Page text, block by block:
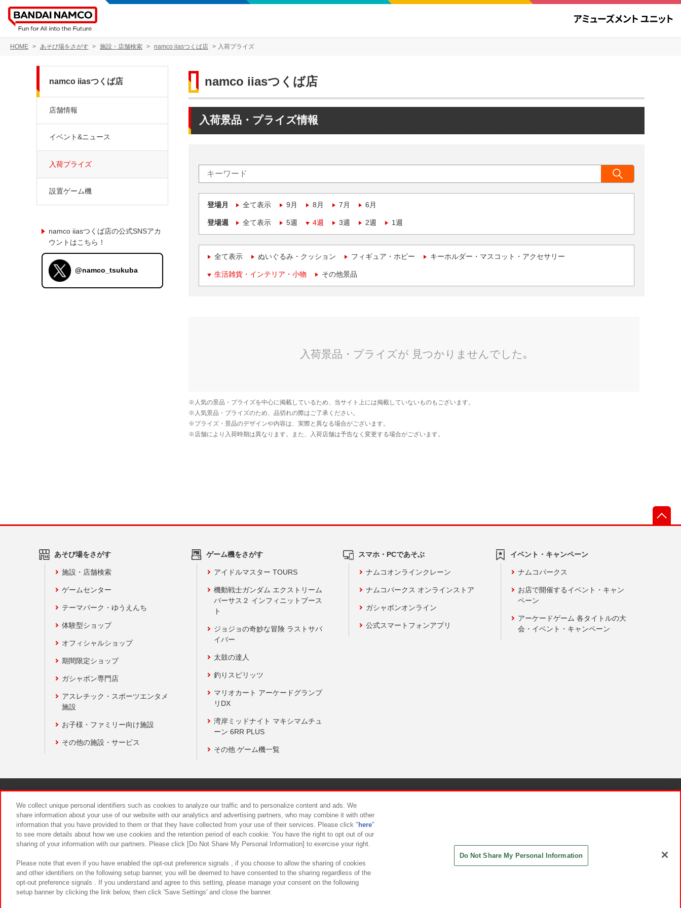
HOME あそび場をさがす 施設・店舗検索 namco iiasつくば店 入荷プライズ
namco iiasつくば店
入荷景品・プライズ情報
登場月 全て表示 9月 8月 7月 6月
登場週 全て表示 5週 4週 3週 2週 1週
全て表示 ぬいぐるみ・クッション フィギュア・ホビー キーホルダー・マスコット・アクセサリー
生活雑貨・インテリア・小物 その他景品
namco iiasつくば店
店舗情報
イベント&ニュース
入荷プライズ
設置ゲーム機
namco iiasつくば店の公式SNSアカ
ウントはこちら！
@namco_tsukuba
あそび場をさがす
施設・店舗検索
ゲームセンター
テーマパーク・ゆうえんち
体験型ショップ
オフィシャルショップ
期間限定ショップ
ガシャポン専門店
アスレチック・スポーツエンタメ
施設
お子様・ファミリー向け施設
その他の施設・サービス
ゲーム機をさがす
アイドルマスター TOURS
機動戦士ガンダム エクストリーム
バーサス２ インフィニットブース
ト
ジョジョの奇妙な冒険 ラストサバ
イバー
太鼓の達人
釣りスピリッツ
マリオカート アーケードグランプ
リDX
湾岸ミッドナイト マキシマムチュ
ーン 6RR PLUS
その他 ゲーム機一覧
スマホ・PCであそぶ
ナムコオンラインクレーン
ナムコパークス オンラインストア
ガシャポンオンライン
公式スマートフォンアプリ
イベント・キャンペーン
ナムコパークス
お店で開催するイベント・キャン
ペーン
アーケードゲーム 各タイトルの大
会・イベント・キャンペーン
食品のご提供について カスタマーハラスメント対応方針
We collect unique personal identifiers such as cookies to analyze our traffic and to personalize content and ads. We
share information about your use of our website with our analytics and advertising partners, who may combine it with other
information that you have provided to them or that they have collected from your use of their services. Please click " here"
to see more details about how we use cookies and the retention period of each cookie. You have the right to opt out of our
sharing of your information with our partners. Please click [Do Not Share My Personal Information] to exercise your right.
Please note that even if you have enabled the opt-out preference signals , if you choose to allow the sharing of cookies
and other identifiers on the following setup banner, you will be deemed to have consented to the sharing regardless of the
opt-out preference signals . If you understand and agree to this setting, please manage your consent on the following
setup banner by clicking the link below, then click 'Save Settings' and close the banner.
Do Not Share My Personal Information